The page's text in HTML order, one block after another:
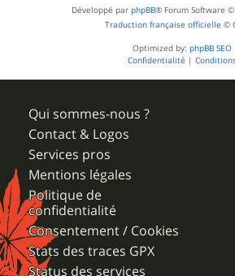
Développé par phpBB® Forum Software
Traduction française officielle ©
Optimized by: phpBB SEO
Confidentialité |
Qui sommes-nous ?
Contact & Logos
Services pros
Mentions légales
Politique de
confidentialité
Consentement / Cookies
Stats des traces GPX
Status des services